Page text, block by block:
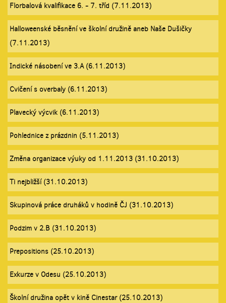
Florbalová kvalifikace 6. - 7. tříd (7.11.2013)
Halloweenské běsnění ve školní družině aneb Naše Dušičky
(7.11.2013)
Indické násobení ve 3.A (6.11.2013)
Cvičení s overbaly (6.11.2013)
Plavecký výcvik (6.11.2013)
Pohlednice z prázdnin (5.11.2013)
Změna organizace výuky od 1.11.2013 (31.10.2013)
Ti nejbližší (31.10.2013)
Skupinová práce druháků v hodině ČJ (31.10.2013)
Podzim v 2.B (31.10.2013)
Prepositions (25.10.2013)
Exkurze v Odesu (25.10.2013)
Školní družina opět v kině Cinestar (25.10.2013)